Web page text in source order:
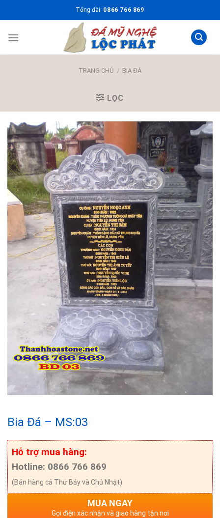
to
Tổng đài: 0866 766 869
TRANG CHỦ / BIA ĐÁ
LỌC
Bia Đá – MS:03
Hỗ trợ mua hàng:
Hotline: 0866 766 869
(Bán hàng cả Thứ Bảy và Chủ Nhật)
MUA NGAY
Gọi điện xác nhận và giao hàng tận nơi